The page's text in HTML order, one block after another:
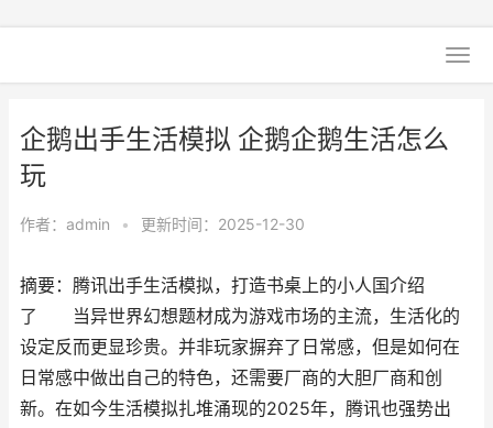
企鹅出手生活模拟 企鹅企鹅生活怎么
玩
作者： admin • 更新时间：2025-12-30
摘要：腾讯出手生活模拟，打造书桌上的小人国介绍
了 当异世界幻想题材成为游戏市场的主流，生活化的
设定反而更显珍贵。并非玩家摒弃了日常感，但是如何在
日常感中做出自己的特色，还需要厂商的大胆厂商和创
新。在如今生活模拟扎堆涌现的2025年，腾讯也强势出